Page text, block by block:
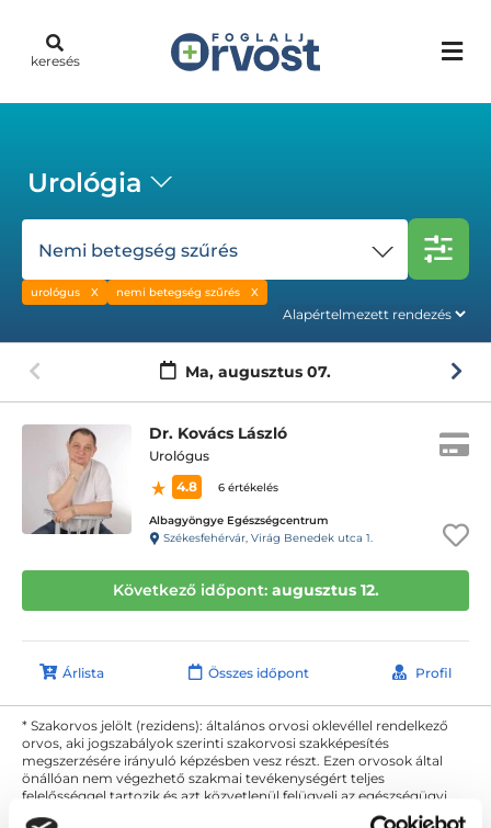
keresés
Urológia
Nemi betegség szűrés
urológus nemi betegség szűrés
Ma, augusztus 07.
Dr. Kovács László
Urológus
4.8
6 értékelés
Albagyöngye Egészségcentrum
Székesfehérvár, Virág Benedek utca 1.
Következő időpont: augusztus 12.
Árlista Összes időpont Profil
* Szakorvos jelölt (rezidens): általános orvosi oklevéllel rendelkező
orvos, aki jogszabályok szerinti szakorvosi szakképesítés
megszerzésére irányuló képzésben vesz részt. Ezen orvosok által
önállóan nem végezhető szakmai tevékenységért teljes
felelősséggel tartozik és azt közvetlenül felügyeli az egészségügyi
szolgáltató szakorvosa az első részvizsgáig, utána pedig a